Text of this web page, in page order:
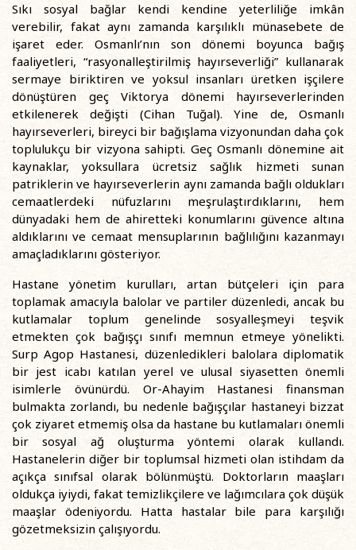
Sıkı sosyal bağlar kendi kendine yeterliliğe imkân
verebilir, fakat aynı zamanda karşılıklı münasebete de
işaret eder. Osmanlı’nın son dönemi boyunca bağış
faaliyetleri, “rasyonalleştirilmiş hayırseverliği” kullanarak
sermaye biriktiren ve yoksul insanları üretken işçilere
dönüştüren geç Viktorya dönemi hayırseverlerinden
etkilenerek değişti (Cihan Tuğal). Yine de, Osmanlı
hayırseverleri, bireyci bir bağışlama vizyonundan daha çok
toplulukçu bir vizyona sahipti. Geç Osmanlı dönemine ait
kaynaklar, yoksullara ücretsiz sağlık hizmeti sunan
patriklerin ve hayırseverlerin aynı zamanda bağlı oldukları
cemaatlerdeki nüfuzlarını meşrulaştırdıklarını, hem
dünyadaki hem de ahiretteki konumlarını güvence altına
aldıklarını ve cemaat mensuplarının bağlılığını kazanmayı
amaçladıklarını gösteriyor.
Hastane yönetim kurulları, artan bütçeleri için para
toplamak amacıyla balolar ve partiler düzenledi, ancak bu
kutlamalar toplum genelinde sosyalleşmeyi teşvik
etmekten çok bağışçı sınıfı memnun etmeye yönelikti.
Surp Agop Hastanesi, düzenledikleri balolara diplomatik
bir jest icabı katılan yerel ve ulusal siyasetten önemli
isimlerle övünürdü. Or-Ahayim Hastanesi finansman
bulmakta zorlandı, bu nedenle bağışçılar hastaneyi bizzat
çok ziyaret etmemiş olsa da hastane bu kutlamaları önemli
bir sosyal ağ oluşturma yöntemi olarak kullandı.
Hastanelerin diğer bir toplumsal hizmeti olan istihdam da
açıkça sınıfsal olarak bölünmüştü. Doktorların maaşları
oldukça iyiydi, fakat temizlikçilere ve lağımcılara çok düşük
maaşlar ödeniyordu. Hatta hastalar bile para karşılığı
gözetmeksizin çalışıyordu.